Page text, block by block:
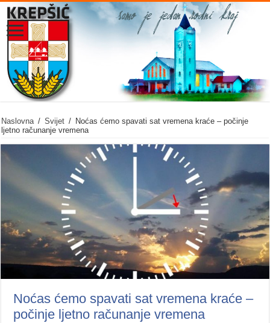
Naslovna / Svijet / Noćas ćemo spavati sat vremena kraće – počinje
ljetno računanje vremena
Noćas ćemo spavati sat vremena kraće –
počinje ljetno računanje vremena